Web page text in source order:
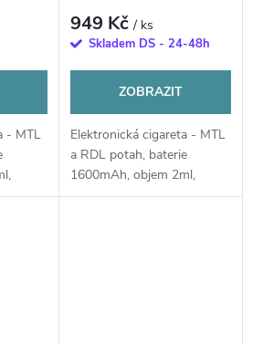
- MTL
949 Kč/ ks
Skladem DS - 24-48h
ZOBRAZIT
Elektronická cigareta - MTL
a RDL potah, baterie
1600mAh, objem 2ml,
automatické spínání, výkon